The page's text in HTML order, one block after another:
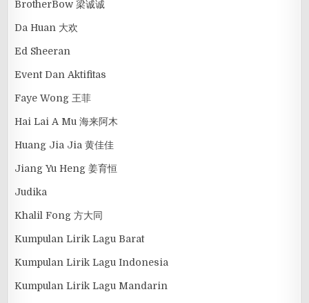
BrotherBow 梁诚诚
Da Huan 大欢
Ed Sheeran
Event Dan Aktifitas
Faye Wong 王菲
Hai Lai A Mu 海来阿木
Huang Jia Jia 黄佳佳
Jiang Yu Heng 姜育恒
Judika
Khalil Fong 方大同
Kumpulan Lirik Lagu Barat
Kumpulan Lirik Lagu Indonesia
Kumpulan Lirik Lagu Mandarin